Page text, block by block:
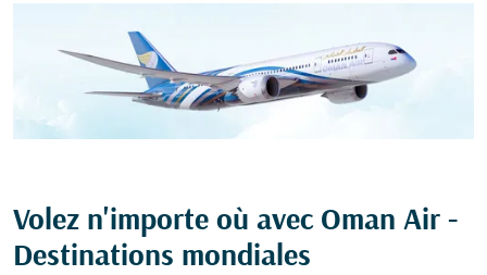
Volez n'importe où avec Oman Air -
Destinations mondiales